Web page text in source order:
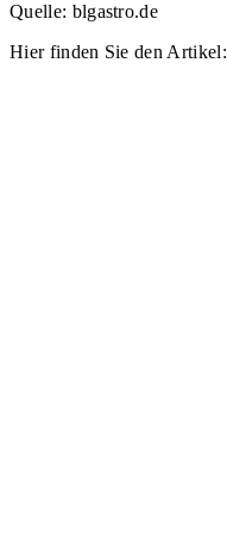
Quelle: blgastro.de
Hier finden Sie den Artikel: